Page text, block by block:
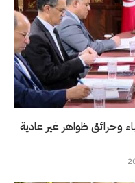
ظواهر غير عادية